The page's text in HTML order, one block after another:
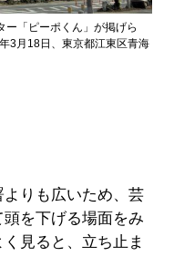
ー「ピーポくん」が掲げら
3月18日、東京都江東区青海
りも広いため、芸
を下げる場面をみ
見ると、立ち止ま